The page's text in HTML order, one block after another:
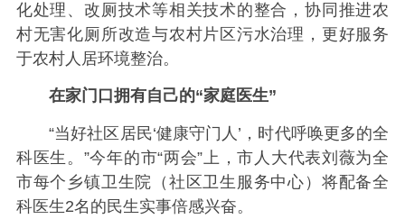
化处理、改厕技术等相关技术的整合，协同推进农
村无害化厕所改造与农村片区污水治理，更好服务
于农村人居环境整治。
在家门口拥有自己的“家庭医生”
“当好社区居民‘健康守门人’，时代呼唤更多的全
科医生。”今年的市“两会”上，市人大代表刘薇为全
市每个乡镇卫生院（社区卫生服务中心）将配备全
科医生2名的民生实事倍感兴奋。